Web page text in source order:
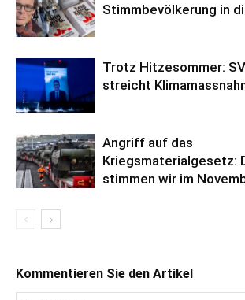
Stimmbevölkerung in
Trotz Hitzesommer:
streicht
Angriff auf das
Kriegsmaterialgesetz:
stimmen wir im
Kommentieren Sie den Artikel